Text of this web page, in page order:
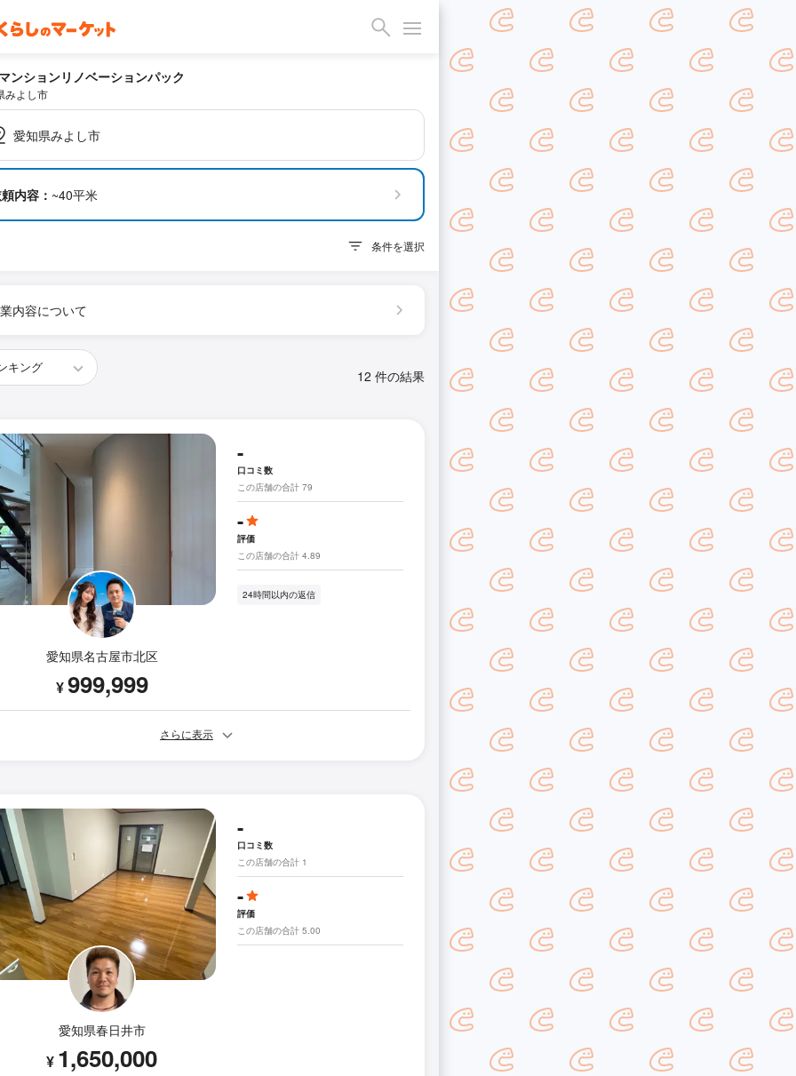
ンションリノベーションパック
みよし市
愛知県みよし市
内容： ~40平米
条件を選択
内容について
12 件の結果
愛知県名古屋市北区
¥999,999
-
口コミ数
この店舗の合計 79
-
評価
この店舗の合計 4.89
24時間以内の返信
さらに表示
愛知県春日井市
¥ 1,650,000
-
口コミ数
この店舗の合計 1
-
評価
この店舗の合計 5.00